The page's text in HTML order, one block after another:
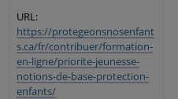
URL:
https://protegeonsnosenfant
s.ca/fr/contribuer/formation-
en-ligne/priorite-jeunesse-
notions-de-base-protection-
enfants/